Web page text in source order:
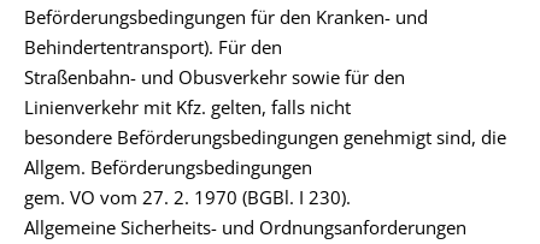
Beförderungsbedingungen für den Kranken- und
Behindertentransport). Für den
Straßenbahn- und Obusverkehr sowie für den
Linienverkehr mit Kfz. gelten, falls nicht
besondere Beförderungsbedingungen genehmigt sind, die
Allgem. Beförderungsbedingungen
gem. VO vom 27. 2. 1970 (BGBl. I 230).
Allgemeine Sicherheits- und Ordnungsanforderungen